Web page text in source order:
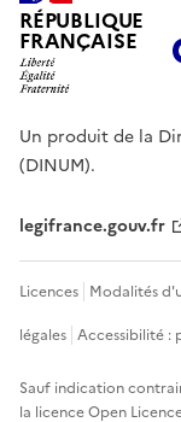
RÉPUBLIQUE
FRANÇAISE
Un produit de la
(DINUM).
legifrance.gouv.fr
Licences Modalités
légales Accessibilité :
Sauf indication
la licenceOpen